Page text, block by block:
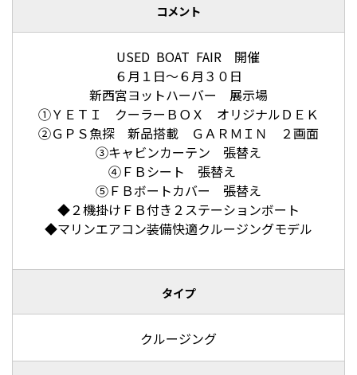
コメント
USED BOAT FAIR 開催
６月１日～６月３０日
新西宮ヨットハーバー 展示場
①ＹＥＴＩ クーラーＢＯＸ オリジナルＤＥＫ
②ＧＰＳ魚探 新品搭載 ＧＡＲＭＩＮ ２画面
③キャビンカーテン 張替え
④ＦＢシート 張替え
⑤ＦＢボートカバー 張替え
◆２機掛けＦＢ付き２ステーションボート
◆マリンエアコン装備快適クルージングモデル
タイプ
クルージング